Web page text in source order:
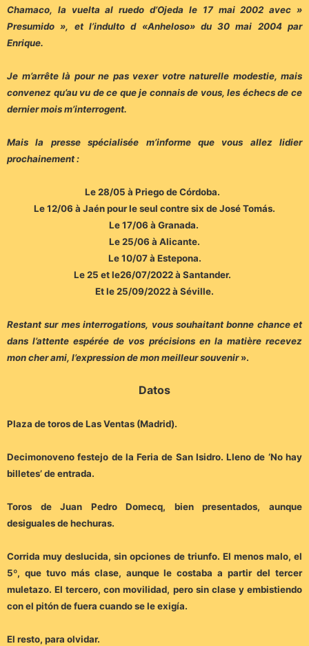
Chamaco, la vuelta al ruedo d’Ojeda le 17 mai 2002 avec »
Presumido », et l’indulto d «Anheloso» du 30 mai 2004 par
Enrique.
Je m’arrête là pour ne pas vexer votre naturelle modestie, mais
convenez qu’au vu de ce que je connais de vous, les échecs de ce
dernier mois m’interrogent.
Mais la presse spécialisée m’informe que vous allez lidier
prochainement :
Le 28/05 à Priego de Córdoba.
Le 12/06 à Jaén pour le seul contre six de José Tomás.
Le 17/06 à Granada.
Le 25/06 à Alicante.
Le 10/07 à Estepona.
Le 25 et le26/07/2022 à Santander.
Et le 25/09/2022 à Séville.
Restant sur mes interrogations, vous souhaitant bonne chance et
dans l’attente espérée de vos précisions en la matière recevez
mon cher ami, l’expression de mon meilleur souvenir».
Datos
Plaza de toros de Las Ventas (Madrid).
Decimonoveno festejo de la Feria de San Isidro. Lleno de ‘No hay
billetes’ de entrada.
Toros de Juan Pedro Domecq, bien presentados, aunque
desiguales de hechuras.
Corrida muy deslucida, sin opciones de triunfo. El menos malo, el
5º, que tuvo más clase, aunque le costaba a partir del tercer
muletazo. El tercero, con movilidad, pero sin clase y embistiendo
con el pitón de fuera cuando se le exigía.
El resto, para olvidar.